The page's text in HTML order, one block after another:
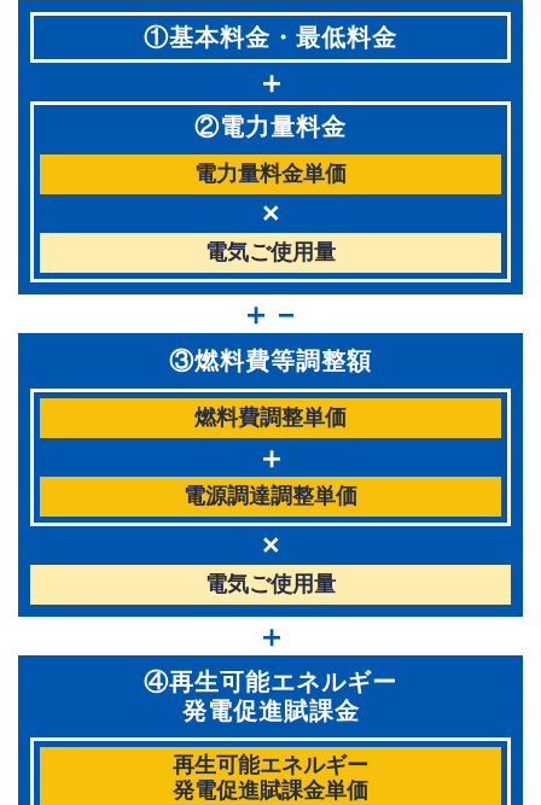
①基本料金・最低料金
＋
②電力量料金
電力量料金単価
×
電気ご使用量
＋ －
③燃料費等調整額
燃料費調整単価
＋
電源調達調整単価
×
電気ご使用量
＋
④再生可能エネルギー
発電促進賦課金
再生可能エネルギー
発電促進賦課金単価